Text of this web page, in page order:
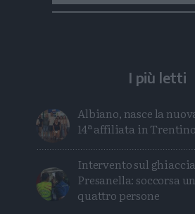
I più letti
Albiano, nasce la
14ª affiliata in
Intervento sul
Presanella: soccorsa
quattro persone